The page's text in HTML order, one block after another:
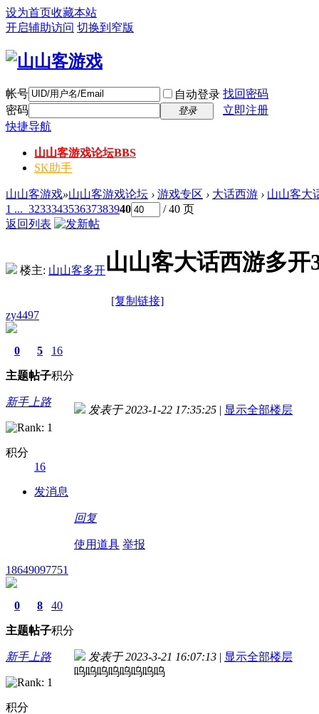
设为首页收藏本站
开启辅助访问 切换到窄版
帐号 自动登录 找回密码
密码
登录
立即注册
快捷导航
山山客游戏论坛BBS
SK助手
山山客游戏»山山客游戏论坛 › 游戏专区 › 大话西游 › 山山客大
1 ... 323334353637383940
/ 40 页
返回列表
楼主: 山山客多开山山客大话西游多开
[复制链接]
zy4497
0
主题
5
帖子
16
积分
新手上路
积分
16
发消息
发表于 2023-1-22 17:35:25 | 显示全部楼层
回复
使用道具 举报
18649097751
0
主题
8
帖子
40
积分
新手上路
积分
发表于 2023-3-21 16:07:13 | 显示全部楼层
呜呜呜呜呜呜呜呜